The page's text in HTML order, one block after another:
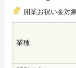
開業お祝い金対
業種